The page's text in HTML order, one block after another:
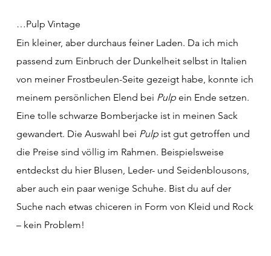
…Pulp Vintage
Ein kleiner, aber durchaus feiner Laden. Da ich mich
passend zum Einbruch der Dunkelheit selbst in Italien
von meiner Frostbeulen-Seite gezeigt habe, konnte ich
meinem persönlichen Elend bei Pulpein Ende setzen.
Eine tolle schwarze Bomberjacke ist in meinen Sack
gewandert. Die Auswahl bei Pulpist gut getroffen und
die Preise sind völlig im Rahmen. Beispielsweise
entdeckst du hier Blusen, Leder- und Seidenblousons,
aber auch ein paar wenige Schuhe. Bist du auf der
Suche nach etwas chiceren in Form von Kleid und Rock
– kein Problem!